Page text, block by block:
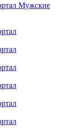
Мужские